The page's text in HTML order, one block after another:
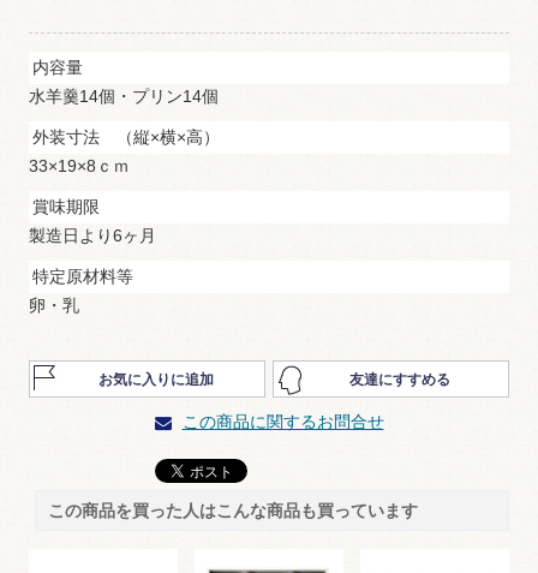
内容量
水羊羹14個・プリン14個
外装寸法 （縦×横×高）
33×19×8ｃｍ
賞味期限
製造日より6ヶ月
特定原材料等
卵・乳
お気に入りに追加 友達にすすめる
この商品に関するお問合せ
この商品を買った人はこんな商品も買っています